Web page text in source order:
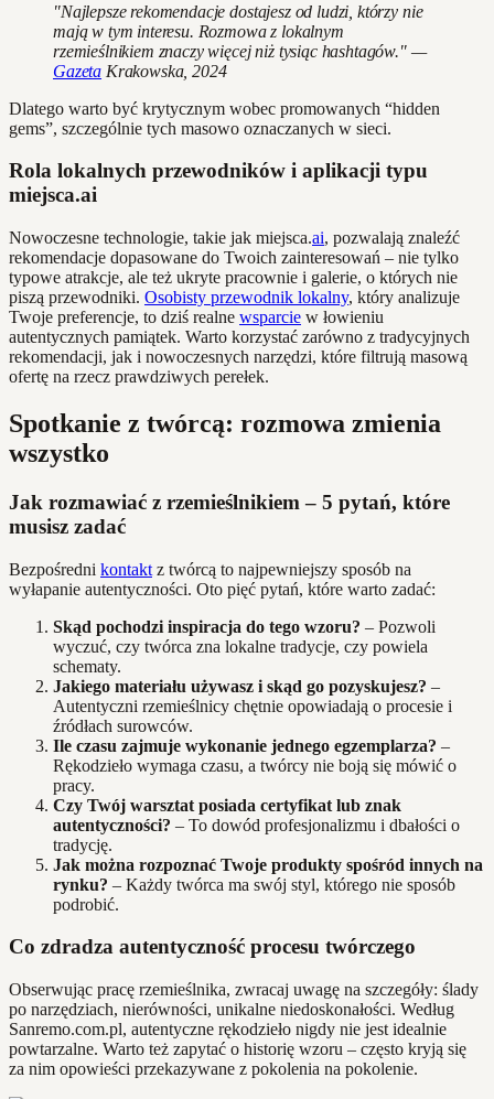
"Najlepsze rekomendacje dostajesz od ludzi, którzy nie
mają w tym interesu. Rozmowa z lokalnym
rzemieślnikiem znaczy więcej niż tysiąc hashtagów." —
Gazeta Krakowska, 2024
Dlatego warto być krytycznym wobec promowanych “hidden
gems”, szczególnie tych masowo oznaczanych w sieci.
Rola lokalnych przewodników i aplikacji typu
miejsca.ai
Nowoczesne technologie, takie jak miejsca.ai, pozwalają znaleźć
rekomendacje dopasowane do Twoich zainteresowań – nie tylko
typowe atrakcje, ale też ukryte pracownie i galerie, o których nie
piszą przewodniki. Osobisty przewodnik lokalny, który analizuje
Twoje preferencje, to dziś realne wsparcie w łowieniu
autentycznych pamiątek. Warto korzystać zarówno z tradycyjnych
rekomendacji, jak i nowoczesnych narzędzi, które filtrują masową
ofertę na rzecz prawdziwych perełek.
Spotkanie z twórcą: rozmowa zmienia
wszystko
Jak rozmawiać z rzemieślnikiem – 5 pytań, które
musisz zadać
Bezpośredni kontakt z twórcą to najpewniejszy sposób na
wyłapanie autentyczności. Oto pięć pytań, które warto zadać:
Skąd pochodzi inspiracja do tego wzoru? – Pozwoli
wyczuć, czy twórca zna lokalne tradycje, czy powiela
schematy.
Jakiego materiału używasz i skąd go pozyskujesz? –
Autentyczni rzemieślnicy chętnie opowiadają o procesie i
źródłach surowców.
Ile czasu zajmuje wykonanie jednego egzemplarza? –
Rękodzieło wymaga czasu, a twórcy nie boją się mówić o
pracy.
Czy Twój warsztat posiada certyfikat lub znak
autentyczności? – To dowód profesjonalizmu i dbałości o
tradycję.
Jak można rozpoznać Twoje produkty spośród innych na
rynku? – Każdy twórca ma swój styl, którego nie sposób
podrobić.
Co zdradza autentyczność procesu twórczego
Obserwując pracę rzemieślnika, zwracaj uwagę na szczegóły: ślady
po narzędziach, nierówności, unikalne niedoskonałości. Według
Sanremo.com.pl, autentyczne rękodzieło nigdy nie jest idealnie
powtarzalne. Warto też zapytać o historię wzoru – często kryją się
za nim opowieści przekazywane z pokolenia na pokolenie.